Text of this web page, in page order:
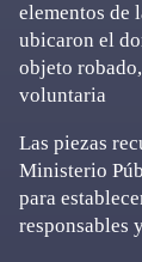
elementos de
ubicaron el
objeto
voluntaria
Las piezas
Ministerio
para
responsables